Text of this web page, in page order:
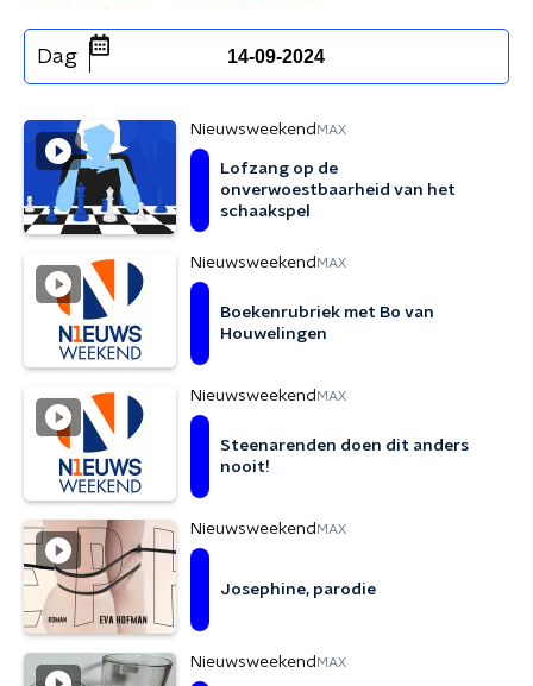
Dag 14-09-2024
Nieuwsweekend MAX
Lofzang op de
onverwoestbaarheid van het
schaakspel
Nieuwsweekend MAX
Boekenrubriek met Bo van
Houwelingen
Nieuwsweekend MAX
Steenarenden doen dit anders
nooit!
Nieuwsweekend MAX
Josephine, parodie
Nieuwsweekend MAX